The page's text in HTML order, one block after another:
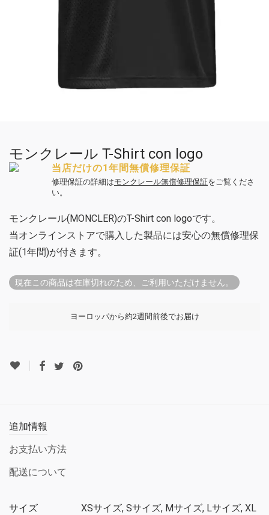
モンクレール T-Shirt con logo
当店だけの1年間無償修理保証
修理保証の詳細はモンクレール無償修理保証をご覧くださ
い。
モンクレール(MONCLER)のT-Shirt con logoです。
当オンラインストアで購入した製品には安心の無償修理保
証(1年間)が付きます。
現在この商品は在庫切れのため、ご利用いただけません。
ヨーロッパから約2週間前後でお届け
追加情報
お支払い方法
配送について
サイズ
XSサイズ, Sサイズ, Mサイズ, Lサイズ, XL